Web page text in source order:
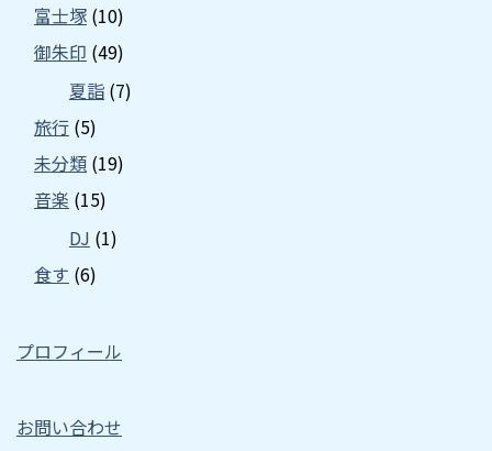
富士塚 (10)
御朱印 (49)
夏詣 (7)
旅行 (5)
未分類 (19)
音楽 (15)
DJ (1)
食す (6)
プロフィール
お問い合わせ